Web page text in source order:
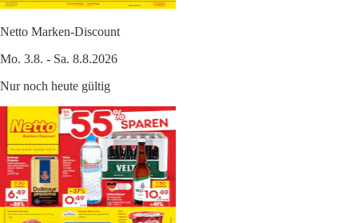
Netto Marken-Discount
Mo. 3.8. - Sa. 8.8.2026
Nur noch heute gültig